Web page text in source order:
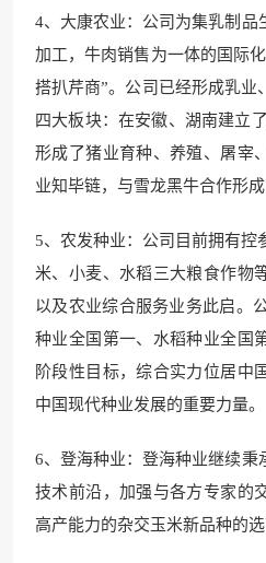
4、大康农业：公司为集乳制品
加工，牛肉销售为一体的国际
搭扒芹商”。公司已经形成乳业
四大板块：在安徽、湖南建立
形成了猪业育种、养殖、屠宰
业知毕链，与雪龙黑牛合作形
5、农发种业：公司目前拥有控
米、小麦、水稻三大粮食作物
以及农业综合服务业务此启。
种业全国第一、水稻种业全国
阶段性目标，综合实力位居中
中国现代种业发展的重要力量。
6、登海种业：登海种业继续秉
技术前沿，加强与各方专家的
高产能力的杂交玉米新品种的选